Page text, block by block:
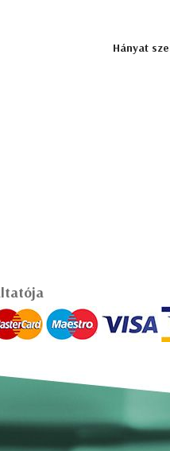
Hányat